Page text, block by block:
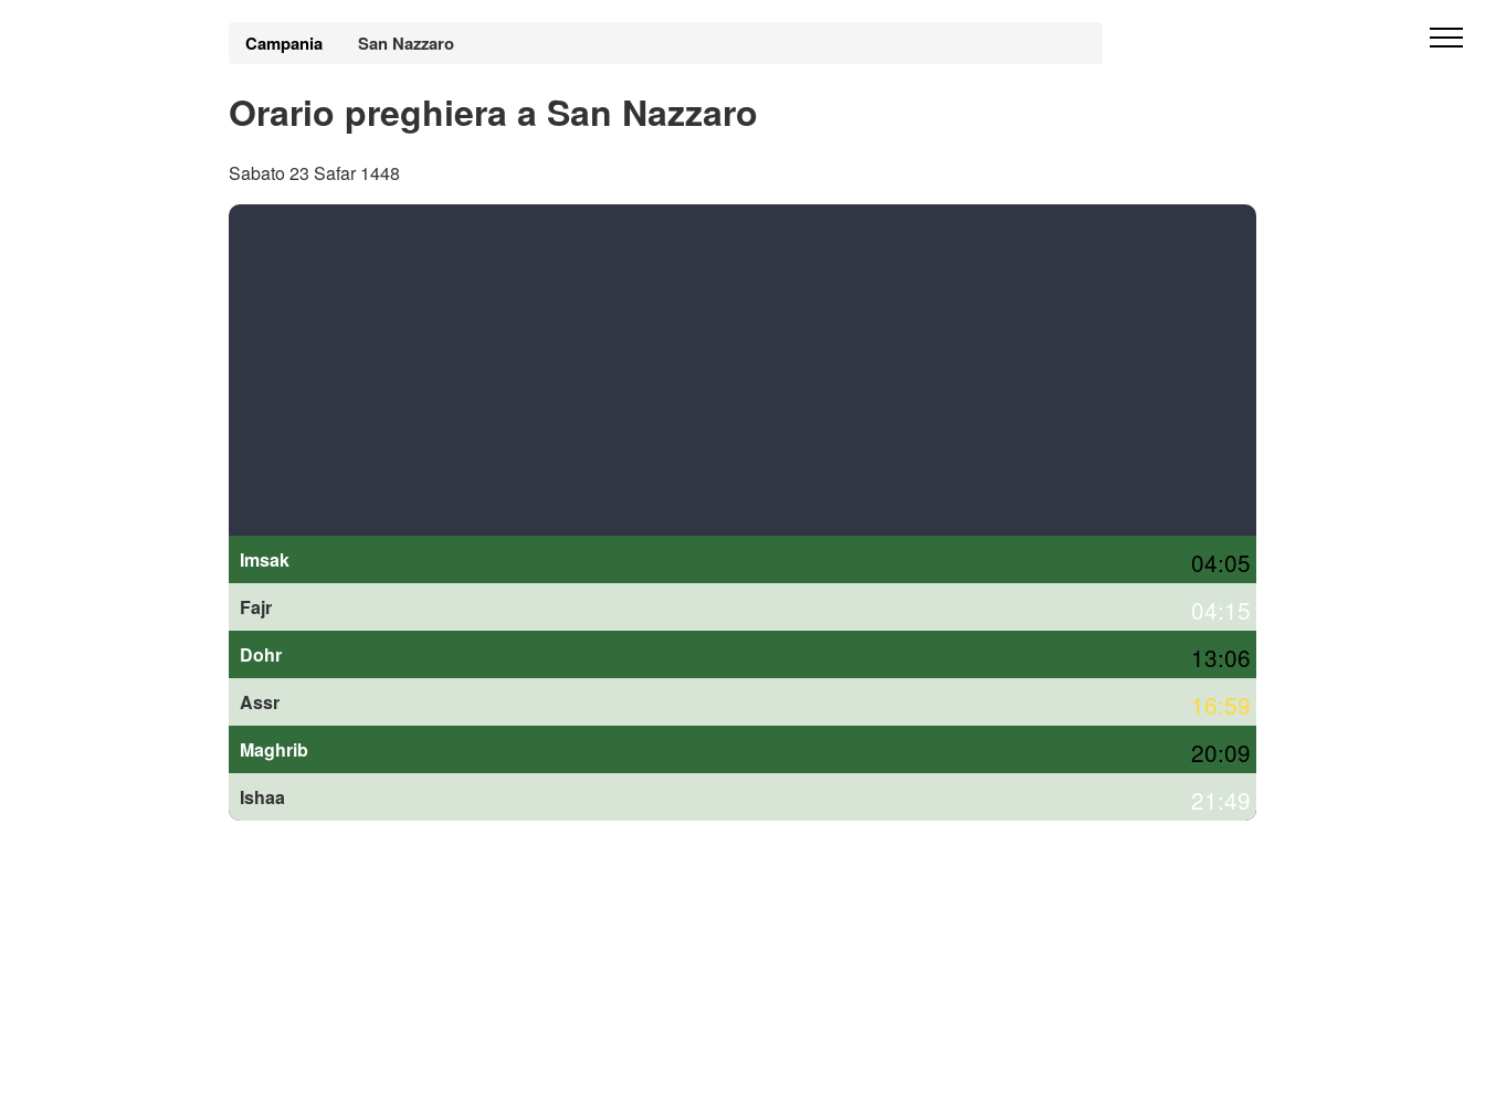
Campania San Nazzaro
Orario preghiera a San Nazzaro
Sabato 23 Safar 1448
Imsak 04:05
Fajr 04:15
Dohr 13:06
Assr 16:59
Maghrib 20:09
Ishaa 21:49